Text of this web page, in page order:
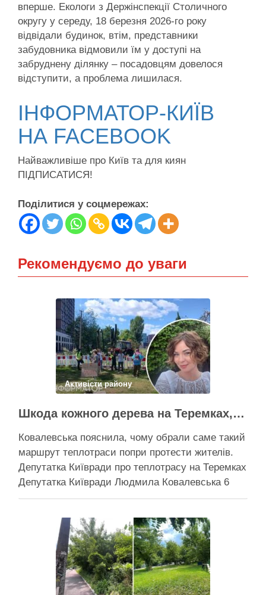
вперше. Екологи з Держінспекції Столичного
округу у середу, 18 березня 2026-го року
відвідали будинок, втім, представники
забудовника відмовили їм у доступі на
забруднену ділянку – посадовцям довелося
відступити, а проблема лишилася.
ІНФОРМАТОР-КИЇВ
НА FACEBOOK
Найважливіше про Київ та для киян
ПІДПИСАТИСЯ!
Поділитися у соцмережах:
Рекомендуємо до уваги
Активісти району
Шкода кожного дерева на Теремках, але тепло мають подати в 400 будинків – депутатка Київради
Ковалевська пояснила, чому обрали саме такий
маршрут теплотраси попри протести жителів.
Депутатка Київради про теплотрасу на Теремках
Депутатка Київради Людмила Ковалевська 6
серпня прокоментувала конфлікт навколо
на Теремках, заявивши, що розуміє обурення
жителів через вирубку дерев, але наполягає на
необхідності забезпечити теплом понад 400
будинків. …